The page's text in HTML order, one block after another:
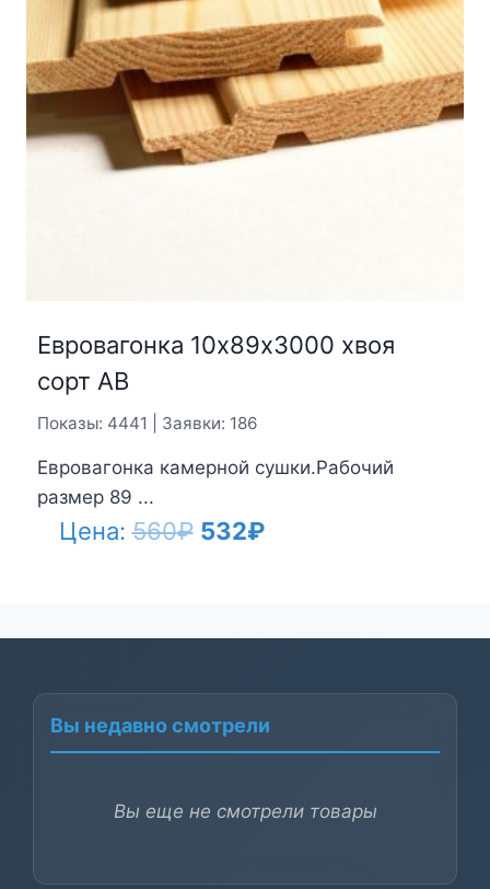
Евровагонка 10х89х3000 хвоя
сорт АВ
Показы: 4441 | Заявки: 186
Евровагонка камерной сушки.Рабочий
размер 89 ...
Цена:560₽ Первоначальная
560₽.
532₽Текущая
Вы недавно смотрели
Вы еще не смотрели товары